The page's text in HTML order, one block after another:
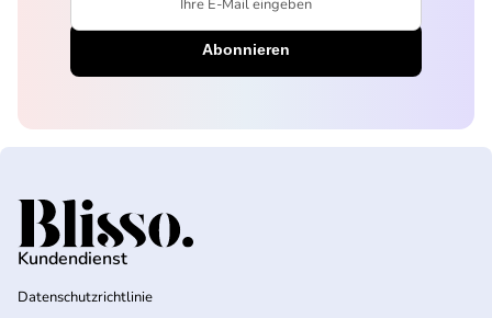
Ihre E-Mail eingeben
Startseite
Kundendienst
Datenschutzrichtlinie